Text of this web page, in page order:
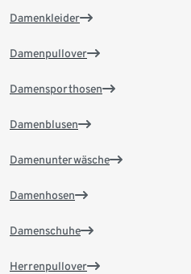
Damenkleider
Damenpullover
Damensporthosen
Damenblusen
Damenunterwäsche
Damenhosen
Damenschuhe
Herrenpullover